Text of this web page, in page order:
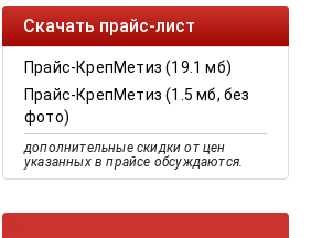
Скачать прайс-лист
Прайс-КрепМетиз (19.1 мб)
Прайс-КрепМетиз (1.5 мб, без
фото)
дополнительные скидки от цен
указанных в прайсе обсуждаются.